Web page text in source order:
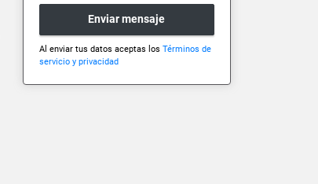
Enviar mensaje
Al enviar tus datos aceptas los Términos de
servicio y privacidad